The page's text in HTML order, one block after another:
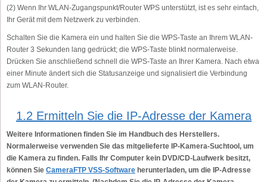
(2) Wenn Ihr WLAN-Zugangspunkt/Router WPS unterstützt, ist es sehr einfach,
Ihr Gerät mit dem Netzwerk zu verbinden.
Schalten Sie die Kamera ein und halten Sie die WPS-Taste an Ihrem WLAN-
Router 3 Sekunden lang gedrückt; die WPS-Taste blinkt normalerweise.
Drücken Sie anschließend schnell die WPS-Taste an Ihrer Kamera. Nach etwa
einer Minute ändert sich die Statusanzeige und signalisiert die Verbindung
zum WLAN-Router.
1.2 Ermitteln Sie die IP-Adresse der Kamera
Weitere Informationen finden Sie im Handbuch des Herstellers.
Normalerweise verwenden Sie das mitgelieferte IP-Kamera-Suchtool, um
die Kamera zu finden. Falls Ihr Computer kein DVD/CD-Laufwerk besitzt,
können Sie CameraFTP VSS-Software herunterladen, um die IP-Adresse